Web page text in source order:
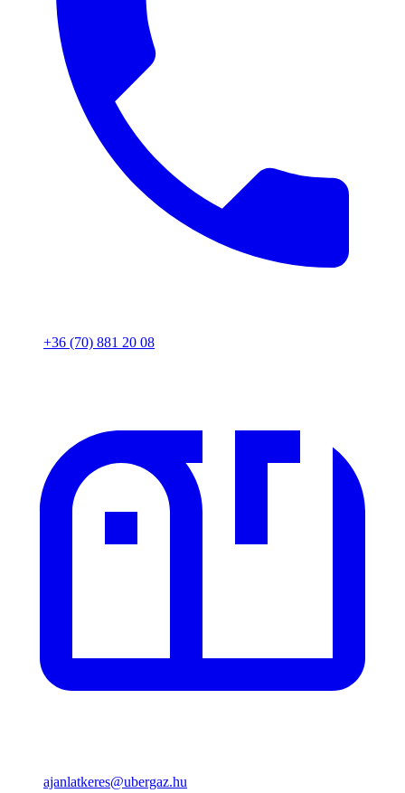
+36 (70) 881 20 08
ajanlatkeres@ubergaz.hu